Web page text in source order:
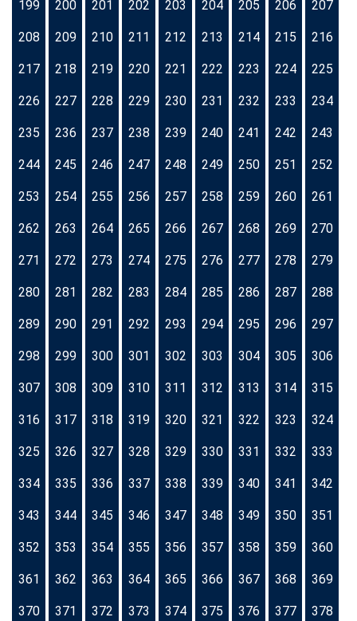
199 200 201 202 203 204 205 206 207
208 209 210 211 212 213 214 215 216
217 218 219 220 221 222 223 224 225
226 227 228 229 230 231 232 233 234
235 236 237 238 239 240 241 242 243
244 245 246 247 248 249 250 251 252
253 254 255 256 257 258 259 260 261
262 263 264 265 266 267 268 269 270
271 272 273 274 275 276 277 278 279
280 281 282 283 284 285 286 287 288
289 290 291 292 293 294 295 296 297
298 299 300 301 302 303 304 305 306
307 308 309 310 311 312 313 314 315
316 317 318 319 320 321 322 323 324
325 326 327 328 329 330 331 332 333
334 335 336 337 338 339 340 341 342
343 344 345 346 347 348 349 350 351
352 353 354 355 356 357 358 359 360
361 362 363 364 365 366 367 368 369
370 371 372 373 374 375 376 377 378